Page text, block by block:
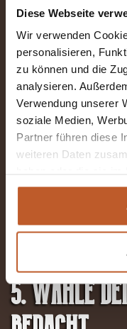
Diese Webseite
Wir verwenden
personalisieren,
zu können und die
analysieren.
Verwendung unserer
soziale Medien,
Partner führen diese
weiteren Daten
gesammelt haben.
4. Achte
Bergstraßen
Kommen Regen,
Fahrt noch
Geschwindigkeit
fahrender Verkehr
5. Wähle